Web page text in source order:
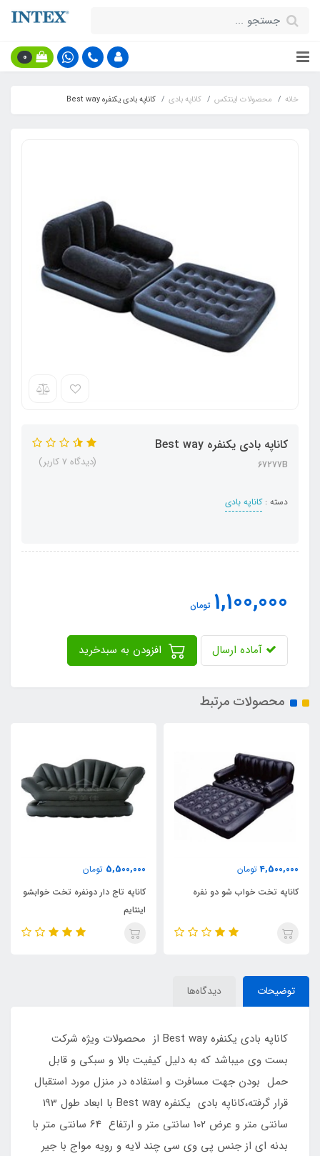
0
خانه محصولات اینتکس کاناپه بادی کاناپه بادی یکنفره Best way
کاناپه بادی یکنفره Best way
67277B
دسته :کاناپه بادی
(دیدگاه 7 کاربر)
1,100,000 تومان
آماده ارسال
محصولات مرتبط
نفره
5,500,000
کاناپه تاج دار دونفره تخت خوابشو
690,000
کاناپه بادی دونفره ژله ای
توضیحات دیدگاه‌ها
کاناپه بادی یکنفره Best way از محصولات ویژه شرکت
بست وی میباشد که به دلیل کیفیت بالا و سبکی و قابل
حمل بودن جهت مسافرت و استفاده در منزل مورد استقبال
قرار گرفته،کاناپه بادی یکنفره Best way با ابعاد طول 193
سانتی متر و عرض 102 سانتی متر و ارتفاع 64 سانتی متر با
بدنه ای از جنس پی وی سی چند لایه و رویه مواج با جیر